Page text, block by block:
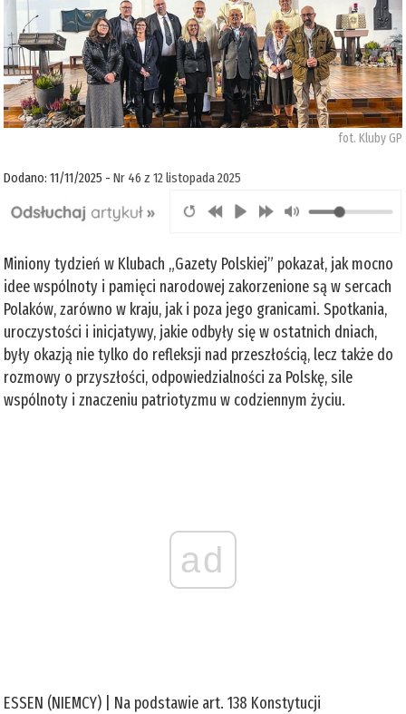
fot. Kluby GP
Dodano: 11/11/2025 -Nr 46 z 12 listopada 2025
Miniony tydzień w Klubach „Gazety Polskiej” pokazał, jak mocno
idee wspólnoty i pamięci narodowej zakorzenione są w sercach
Polaków, zarówno w kraju, jak i poza jego granicami. Spotkania,
uroczystości i inicjatywy, jakie odbyły się w ostatnich dniach,
były okazją nie tylko do refleksji nad przeszłością, lecz także do
rozmowy o przyszłości, odpowiedzialności za Polskę, sile
wspólnoty i znaczeniu patriotyzmu w codziennym życiu.
ad
ESSEN (NIEMCY) | Na podstawie art. 138 Konstytucji